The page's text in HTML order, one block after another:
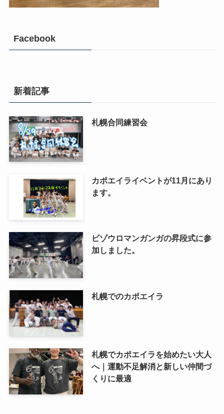
Facebook
新着記事
札幌合同練習会
カポエイライベントが11月にあり
ます。
ビゾウロマンガンガの昇段式に参
加しました。
札幌でのカポエイラ
札幌でカポエイラを始めたい大人
へ｜運動不足解消と新しい仲間づ
くりに最適